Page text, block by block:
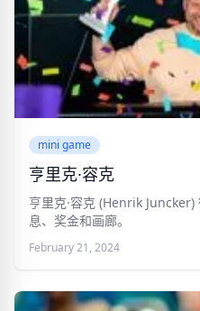
mini game
亨里克·容克
亨里克·容克 (Henrik
息、奖金和画廊。
February 21, 2024